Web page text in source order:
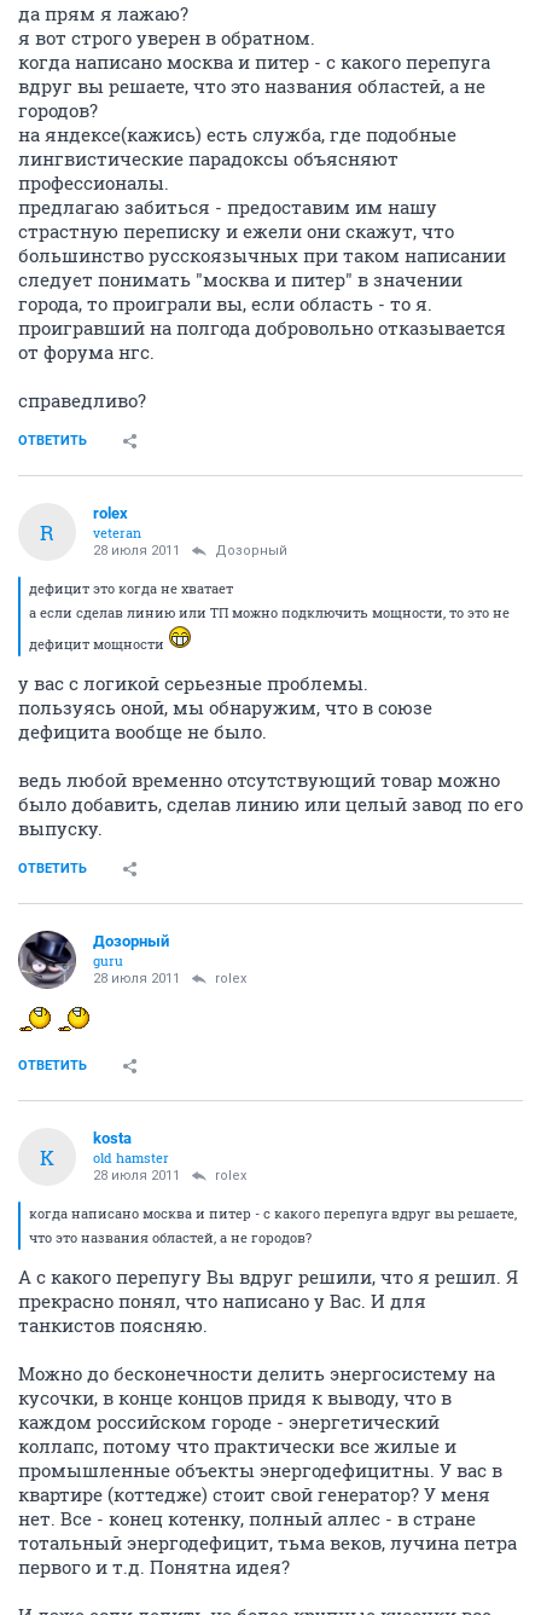
да прям я лажаю?
я вот строго уверен в обратном.
когда написано москва и питер - с какого перепуга
вдруг вы решаете, что это названия областей, а не
городов?
на яндексе(кажись) есть служба, где подобные
лингвистические парадоксы объясняют
профессионалы.
предлагаю забиться - предоставим им нашу
страстную переписку и ежели они скажут, что
большинство русскоязычных при таком написании
следует понимать "москва и питер" в значении
города, то проиграли вы, если область - то я.
проигравший на полгода добровольно отказывается
от форума нгс.
справедливо?
ОТВЕТИТЬ
R
rolex
veteran
28 июля 2011 Дозорный
дефицит это когда не хватает
а если сделав линию или ТП можно подключить мощности, то это не
дефицит мощности
у вас с логикой серьезные проблемы.
пользуясь оной, мы обнаружим, что в союзе
дефицита вообще не было.
ведь любой временно отсутствующий товар можно
было добавить, сделав линию или целый завод по его
выпуску.
ОТВЕТИТЬ
Дозорный
guru
28 июля 2011 rolex
ОТВЕТИТЬ
K
kosta
old hamster
28 июля 2011 rolex
когда написано москва и питер - с какого перепуга вдруг вы решаете,
что это названия областей, а не городов?
А с какого перепугу Вы вдруг решили, что я решил. Я
прекрасно понял, что написано у Вас. И для
танкистов поясняю.
Можно до бесконечности делить энергосистему на
кусочки, в конце концов придя к выводу, что в
каждом российском городе - энергетический
коллапс, потому что практически все жилые и
промышленные объекты энергодефицитны. У вас в
квартире (коттедже) стоит свой генератор? У меня
нет. Все - конец котенку, полный аллес - в стране
тотальный энергодефицит, тьма веков, лучина петра
первого и т.д. Понятна идея?